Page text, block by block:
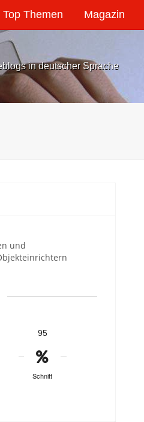
Top Themen Magazin
in deutscher Sprache
und
95
Schnitt